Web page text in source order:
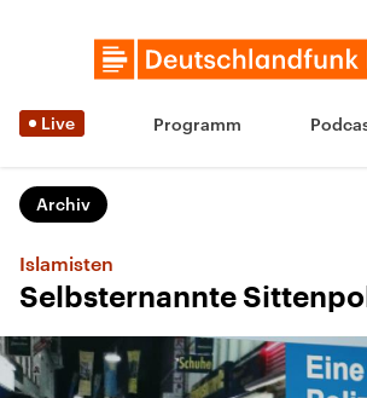
Live Programm
Archiv
Islamisten
Selbsternannte